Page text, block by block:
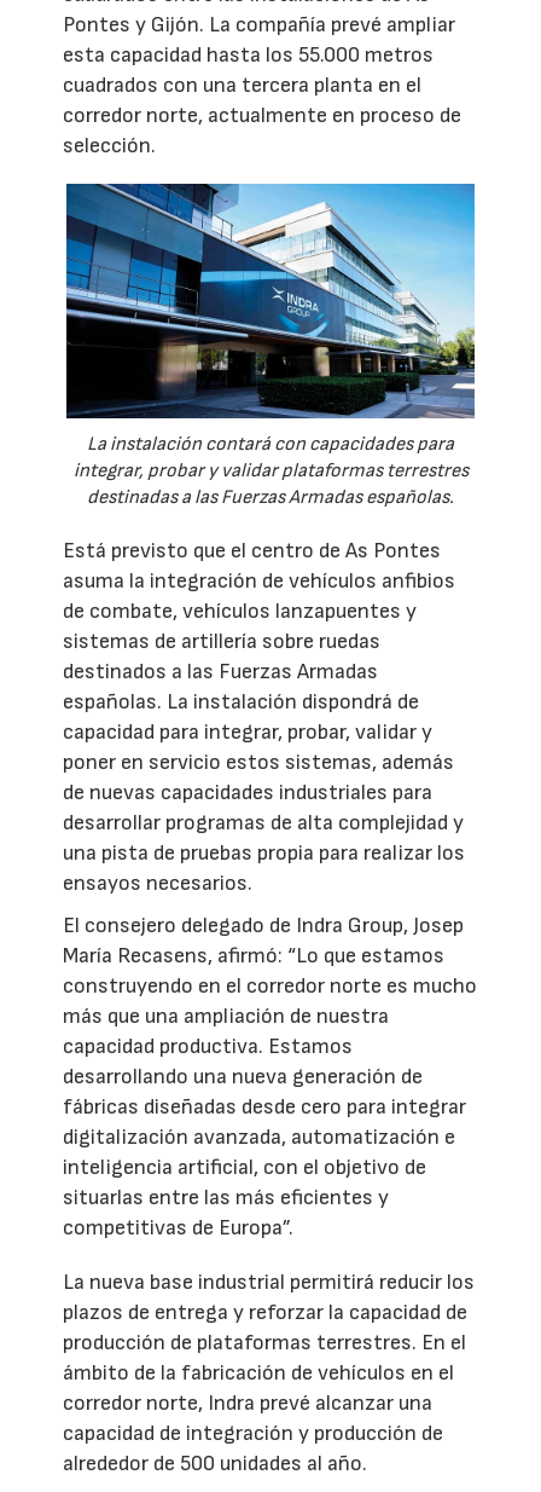
Pontes y Gijón. La compañía prevé ampliar
esta capacidad hasta los 55.000 metros
cuadrados con una tercera planta en el
corredor norte, actualmente en proceso de
selección.
La instalación contará con capacidades para
integrar, probar y validar plataformas terrestres
destinadas a las Fuerzas Armadas españolas.
Está previsto que el centro de As Pontes
asuma la integración de vehículos anfibios
de combate, vehículos lanzapuentes y
sistemas de artillería sobre ruedas
destinados a las Fuerzas Armadas
españolas. La instalación dispondrá de
capacidad para integrar, probar, validar y
poner en servicio estos sistemas, además
de nuevas capacidades industriales para
desarrollar programas de alta complejidad y
una pista de pruebas propia para realizar los
ensayos necesarios.
El consejero delegado de Indra Group, Josep
María Recasens, afirmó: “Lo que estamos
construyendo en el corredor norte es mucho
más que una ampliación de nuestra
capacidad productiva. Estamos
desarrollando una nueva generación de
fábricas diseñadas desde cero para integrar
digitalización avanzada, automatización e
inteligencia artificial, con el objetivo de
situarlas entre las más eficientes y
competitivas de Europa”.
La nueva base industrial permitirá reducir los
plazos de entrega y reforzar la capacidad de
producción de plataformas terrestres. En el
ámbito de la fabricación de vehículos en el
corredor norte, Indra prevé alcanzar una
capacidad de integración y producción de
alrededor de 500 unidades al año.